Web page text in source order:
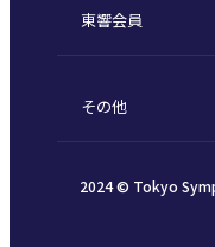
東響コーラス
ご芳名一覧
東響会員
その他
個人情報保
2024 © Tokyo